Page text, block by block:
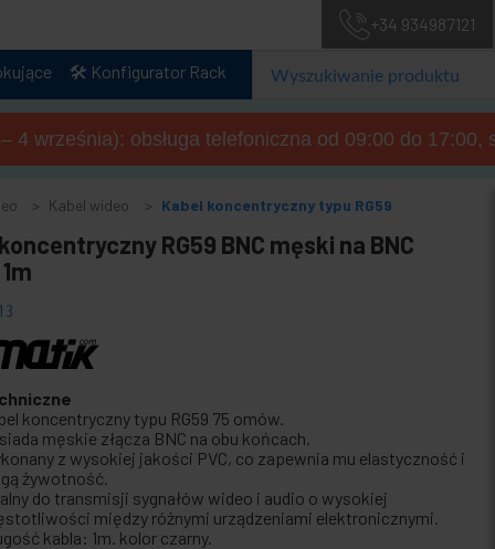
+34 934987121
🛠️ Konfigurator Rack
4 września): obsługa telefoniczna od 09:00 do 17:00,
Kabel wideo Kabel koncentryczny typu RG59
RG59 BNC męski na BNC
koncentryczny typu RG59 75 omów.
męskie złącza BNC na obu końcach.
z wysokiej jakości PVC, co zapewnia mu elastyczność i
żywotność.
do transmisji sygnałów wideo i audio o wysokiej
między różnymi urządzeniami elektronicznymi.
kabla: 1m. kolor czarny.